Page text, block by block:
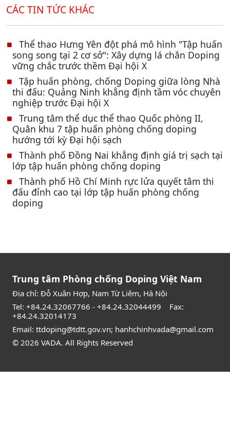
CÁC TIN TỨC KHÁC
Thể thao Hưng Yên đột phá mô hình "Tập huấn
song song tại 2 cơ sở": Xây dựng lá chắn Doping
vững chắc trước thềm Đại hội X
Tập huấn phòng, chống Doping giữa lòng Nhà
thi đấu: Quảng Ninh khẳng định tầm vóc chuyên
nghiệp trước Đại hội X
Trung tâm thể dục thể thao Quốc phòng II,
Quân khu 7 tập huấn phòng chống doping
hướng tới kỳ Đại hội sạch
Thành phố Đồng Nai khẳng định giá trị sạch tại
lớp tập huấn phòng chống doping
Thành phố Hồ Chí Minh rực lửa quyết tâm thi
đấu đỉnh cao tại lớp tập huấn phòng chống
doping
Trung tâm Phòng chống Doping Việt Nam
Địa chỉ: Đỗ Xuân Hợp, Nam Từ Liêm, Hà Nội
Tel: +84.24.32067766 - +84.24.32044499 Fax:
+84.24.32014173
Email: ttdoping@tdtt.gov.vn; hanhchinhvada@gmail.com
© 2026 VADA. All Rights Reserved